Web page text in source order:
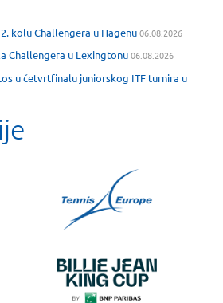
kolu Challengera u Hagenu06.08.2026
Challengera u Lexingtonu06.08.2026
u četvrtfinalu juniorskog ITF turnira u